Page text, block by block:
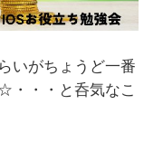
いがちょうど一番
・・・と呑気なこ